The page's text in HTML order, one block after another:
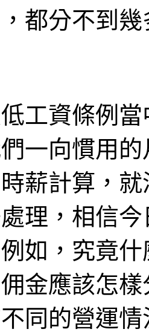
都分不到
工資條例
一向慣用
薪計算，
理，相信
如，究竟
金應該怎
同的營運